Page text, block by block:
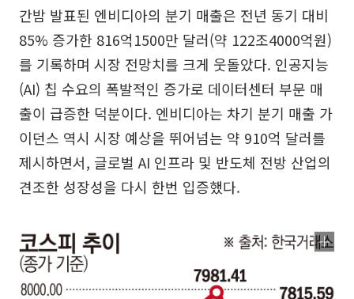
간밤 발표된 엔비디아의 분기 매출은 전년 동기 대비
85% 증가한 816억1500만 달러(약 122조4000억원)
를 기록하며 시장 전망치를 크게 웃돌았다. 인공지능
(AI) 칩 수요의 폭발적인 증가로 데이터센터 부문 매
출이 급증한 덕분이다. 엔비디아는 차기 분기 매출 가
이던스 역시 시장 예상을 뛰어넘는 약 910억 달러를
제시하면서, 글로벌 AI 인프라 및 반도체 전방 산업의
견조한 성장성을 다시 한번 입증했다.